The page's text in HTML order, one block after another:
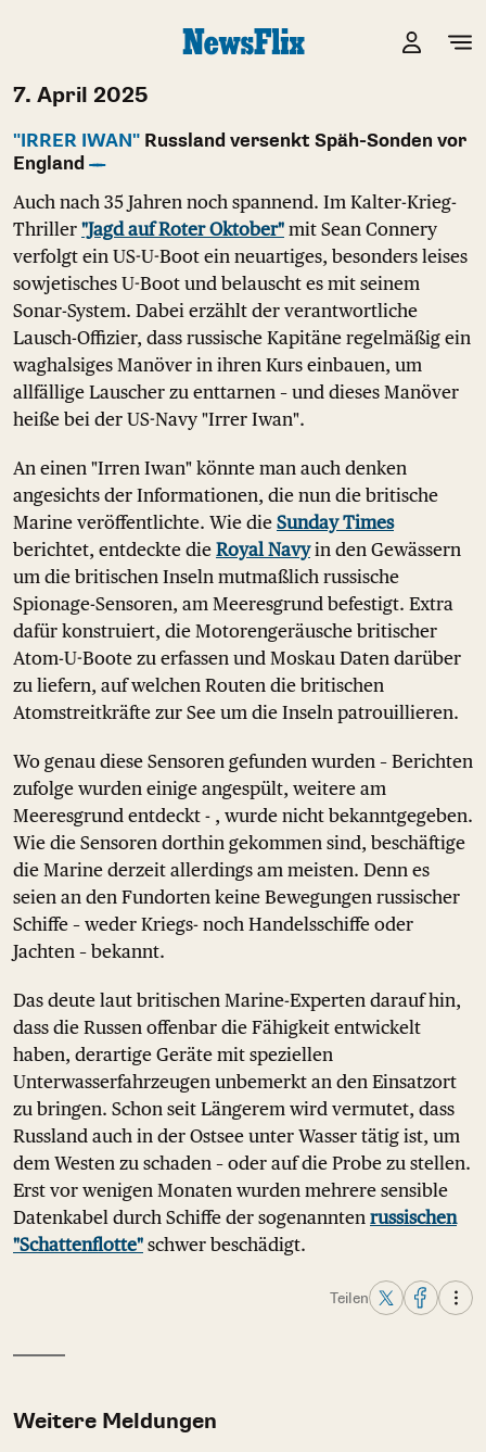
7. April 2025
"IRRER IWAN" Russland versenkt Späh-Sonden vor
England
Auch nach 35 Jahren noch spannend. Im Kalter-Krieg-
Thriller "Jagd auf Roter Oktober" mit Sean Connery
verfolgt ein US-U-Boot ein neuartiges, besonders leises
sowjetisches U-Boot und belauscht es mit seinem
Sonar-System. Dabei erzählt der verantwortliche
Lausch-Offizier, dass russische Kapitäne regelmäßig ein
waghalsiges Manöver in ihren Kurs einbauen, um
allfällige Lauscher zu enttarnen – und dieses Manöver
heiße bei der US-Navy "Irrer Iwan".
An einen "Irren Iwan" könnte man auch denken
angesichts der Informationen, die nun die britische
Marine veröffentlichte. Wie die Sunday Times
berichtet, entdeckte die Royal Navyin den Gewässern
um die britischen Inseln mutmaßlich russische
Spionage-Sensoren, am Meeresgrund befestigt. Extra
dafür konstruiert, die Motorengeräusche britischer
Atom-U-Boote zu erfassen und Moskau Daten darüber
zu liefern, auf welchen Routen die britischen
Atomstreitkräfte zur See um die Inseln patrouillieren.
Wo genau diese Sensoren gefunden wurden – Berichten
zufolge wurden einige angespült, weitere am
Meeresgrund entdeckt - , wurde nicht bekanntgegeben.
Wie die Sensoren dorthin gekommen sind, beschäftige
die Marine derzeit allerdings am meisten. Denn es
seien an den Fundorten keine Bewegungen russischer
Schiffe – weder Kriegs- noch Handelsschiffe oder
Jachten – bekannt.
Das deute laut britischen Marine-Experten darauf hin,
dass die Russen offenbar die Fähigkeit entwickelt
haben, derartige Geräte mit speziellen
Unterwasserfahrzeugen unbemerkt an den Einsatzort
zu bringen. Schon seit Längerem wird vermutet, dass
Russland auch in der Ostsee unter Wasser tätig ist, um
dem Westen zu schaden – oder auf die Probe zu stellen.
Erst vor wenigen Monaten wurden mehrere sensible
Datenkabel durch Schiffe der sogenannten russischen
"Schattenflotte" schwer beschädigt.
Teilen
Weitere Meldungen